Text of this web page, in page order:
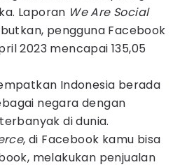
Laporan We Are Social
pengguna Facebook
2023 mencapai 135,05
Indonesia berada
negara dengan
di dunia.
, di Facebook kamu bisa
melakukan penjualan